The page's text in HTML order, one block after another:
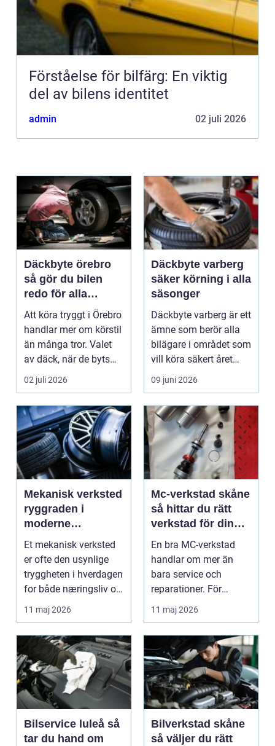
Förståelse för bilfärg: En viktig
del av bilens identitet
admin 02 juli 2026
Däckbyte örebro
så gör du bilen
redo för alla
årstider
Att köra tryggt i Örebro
handlar mer om körstil
än många tror. Valet
av däck, när de byts
och hur de...
02 juli 2026
Däckbyte varberg
säker körning i alla
säsonger
Däckbyte varberg är ett
ämne som berör alla
bilägare i området som
vill köra säkert året
om. När väd...
09 juni 2026
Mekanisk verksted
ryggraden i
moderne
maskinpark
Et mekanisk verksted
er ofte den usynlige
tryggheten i hverdagen
for både næringsliv og
privatperson...
11 maj 2026
Mc-verkstad skåne
så hittar du rätt
verkstad för din
motorcykel
En bra MC-verkstad
handlar om mer än
bara service och
reparationer. För
många förare i Skåne
är verk...
11 maj 2026
Bilservice luleå så
tar du hand om
Bilverkstad skåne
så väljer du rätt